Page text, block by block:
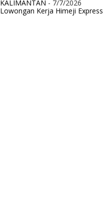
KALIMANTAN - 7/7/2026
Lowongan Kerja Himeji Express